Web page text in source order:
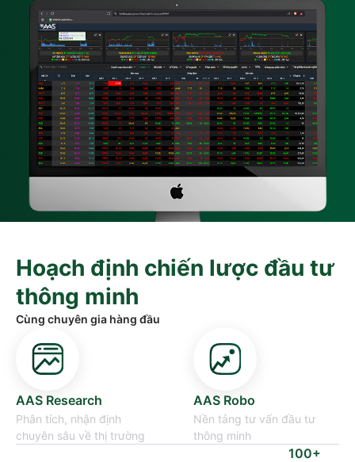
Hoạch định chiến lược đầu tư
thông minh
Cùng chuyên gia hàng đầu
AAS Research
Phân tích, nhận định
chuyên sâu về thị trường
AAS Robo
Nền tảng tư vấn đầu tư
thông minh
100+